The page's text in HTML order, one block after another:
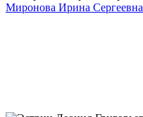
Миронова Ирина Сергеевна